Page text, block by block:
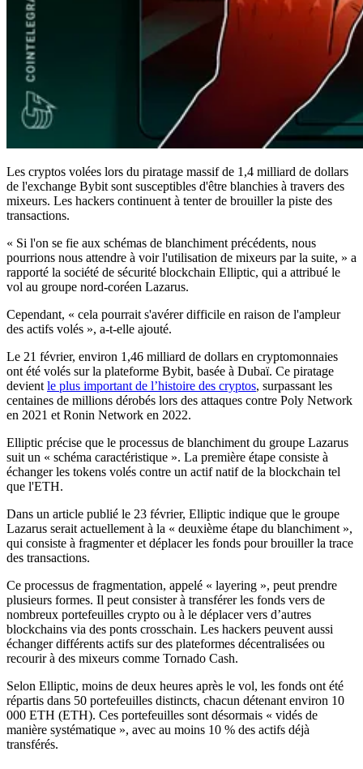
Les cryptos volées lors du piratage massif de 1,4 milliard de dollars
de l'exchange Bybit sont susceptibles d'être blanchies à travers des
mixeurs. Les hackers continuent à tenter de brouiller la piste des
transactions.
« Si l'on se fie aux schémas de blanchiment précédents, nous
pourrions nous attendre à voir l'utilisation de mixeurs par la suite, » a
rapporté la société de sécurité blockchain Elliptic, qui a attribué le
vol au groupe nord-coréen Lazarus.
Cependant, « cela pourrait s'avérer difficile en raison de l'ampleur
des actifs volés », a-t-elle ajouté.
Le 21 février, environ 1,46 milliard de dollars en cryptomonnaies
ont été volés sur la plateforme Bybit, basée à Dubaï. Ce piratage
devient le plus important de l’histoire des cryptos, surpassant les
centaines de millions dérobés lors des attaques contre Poly Network
en 2021 et Ronin Network en 2022.
Elliptic précise que le processus de blanchiment du groupe Lazarus
suit un « schéma caractéristique ». La première étape consiste à
échanger les tokens volés contre un actif natif de la blockchain tel
que l'ETH.
Dans un article publié le 23 février, Elliptic indique que le groupe
Lazarus serait actuellement à la « deuxième étape du blanchiment »,
qui consiste à fragmenter et déplacer les fonds pour brouiller la trace
des transactions.
Ce processus de fragmentation, appelé « layering », peut prendre
plusieurs formes. Il peut consister à transférer les fonds vers de
nombreux portefeuilles crypto ou à le déplacer vers d’autres
blockchains via des ponts crosschain. Les hackers peuvent aussi
échanger différents actifs sur des plateformes décentralisées ou
recourir à des mixeurs comme Tornado Cash.
Selon Elliptic, moins de deux heures après le vol, les fonds ont été
répartis dans 50 portefeuilles distincts, chacun détenant environ 10
000 ETH (ETH). Ces portefeuilles sont désormais « vidés de
manière systématique », avec au moins 10 % des actifs déjà
transférés.